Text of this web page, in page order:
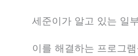
세준이가 알고 있는 일
이를 해결하는 프로그